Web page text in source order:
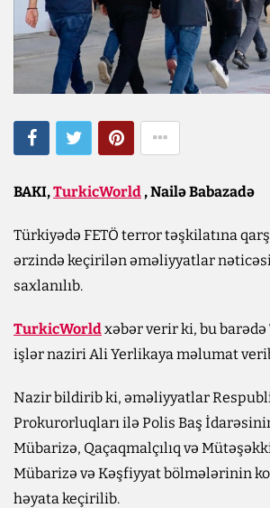
BAKI,TurkicWorld , Nailə Babazadə
Türkiyədə FETÖ terror təşkilatına
ərzində keçirilən əməliyyatlar
saxlanılıb.
TurkicWorldxəbər verir ki, bu
işlər naziri Ali Yerlikaya məlumat
Nazir bildirib ki, əməliyyatlar
Prokurorluqları ilə Polis Baş
Mübarizə, Qaçaqmalçılıq və
Mübarizə və Kəşfiyyat bölmələrinin
həyata keçirilib.